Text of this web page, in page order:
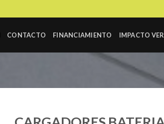
CONTACTO FINANCIAMIENTO IMPACTO